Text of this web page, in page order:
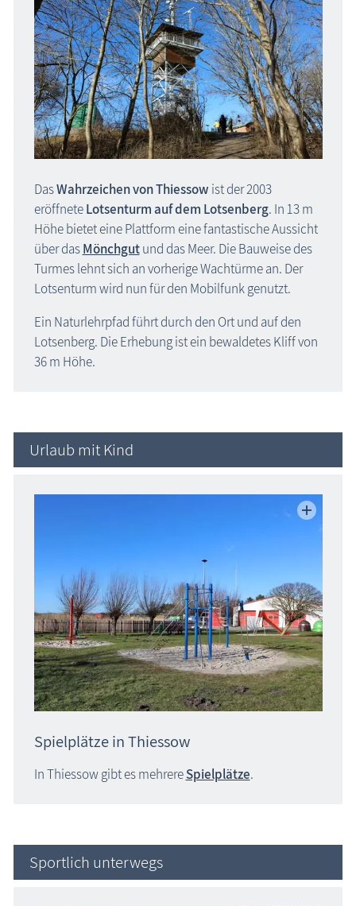
Ostseebad Binz
Ostseebad Prora
Ostseebad Sellin
Putbus
Lauterbach (Putbus)
Insel Usedom
Region Rostock
Region Schwerin
Karte Urlaubsorte
Karten
Freizeit
Wissenswertes
Blog
DasWahrzeichen von Thiessow ist der 2003
eröffneteLotsenturm auf dem Lotsenberg. In 13 m
Höhe bietet eine Plattform eine fantastische Aussicht
über dasMönchgutund das Meer. Die Bauweise des
Turmes lehnt sich an vorherige Wachtürme an. Der
Lotsenturm wird nun für den Mobilfunk genutzt.
Ein Naturlehrpfad führt durch den Ort und auf den
Lotsenberg. Die Erhebung ist ein bewaldetes Kliff von
36 m Höhe.
Urlaub mit Kind
Spielplätze in Thiessow
In Thiessow gibt es mehrereSpielplätze.
Sportlich unterwegs